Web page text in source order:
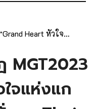
Heart หัวใจ…
MGT2023
จแห่งแก